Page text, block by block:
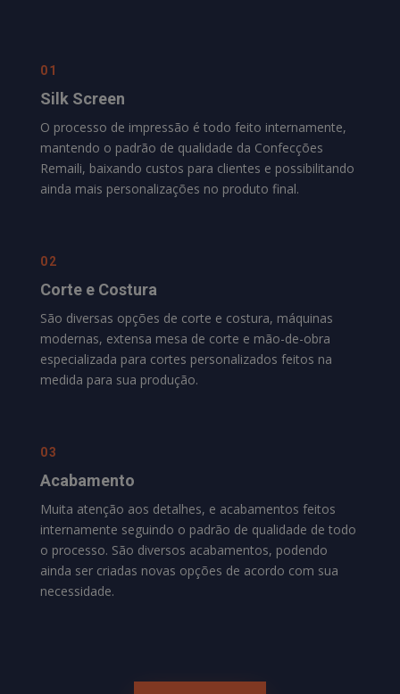
01
Silk Screen
O processo de impressão é todo feito internamente,
mantendo o padrão de qualidade da Confecções
Remaili, baixando custos para clientes e possibilitando
ainda mais personalizações no produto final.
02
Corte e Costura
São diversas opções de corte e costura, máquinas
modernas, extensa mesa de corte e mão-de-obra
especializada para cortes personalizados feitos na
medida para sua produção.
03
Acabamento
Muita atenção aos detalhes, e acabamentos feitos
internamente seguindo o padrão de qualidade de todo
o processo. São diversos acabamentos, podendo
ainda ser criadas novas opções de acordo com sua
necessidade.